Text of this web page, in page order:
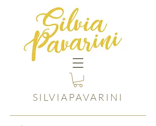
SILVIAPAVARINI